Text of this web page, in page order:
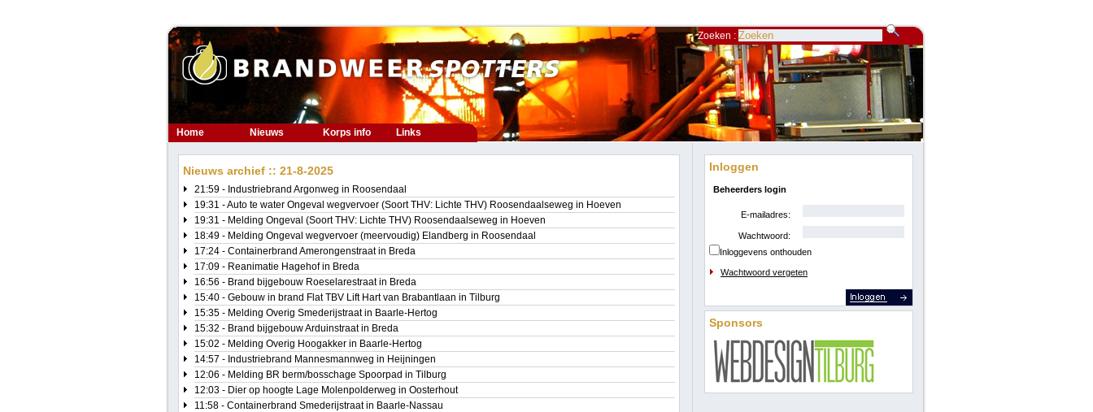
Zoeken :
Home Nieuws Korps info Links
Nieuws archief :: 21-8-2025
21:59 - Industriebrand Argonweg in Roosendaal
19:31 - Auto te water Ongeval wegvervoer (Soort THV: Lichte THV) Roosendaalseweg in Hoeven
19:31 - Melding Ongeval (Soort THV: Lichte THV) Roosendaalseweg in Hoeven
18:49 - Melding Ongeval wegvervoer (meervoudig) Elandberg in Roosendaal
17:24 - Containerbrand Amerongenstraat in Breda
17:09 - Reanimatie Hagehof in Breda
16:56 - Brand bijgebouw Roeselarestraat in Breda
15:40 - Gebouw in brand Flat TBV Lift Hart van Brabantlaan in Tilburg
15:35 - Melding Overig Smederijstraat in Baarle-Hertog
15:32 - Brand bijgebouw Arduinstraat in Breda
15:02 - Melding Overig Hoogakker in Baarle-Hertog
14:57 - Industriebrand Mannesmannweg in Heijningen
12:06 - Melding BR berm/bosschage Spoorpad in Tilburg
12:03 - Dier op hoogte Lage Molenpolderweg in Oosterhout
11:58 - Containerbrand Smederijstraat in Baarle-Nassau
Inloggen
Beheerders login
E-mailadres:
Wachtwoord:
Inloggevens onthouden
Wachtwoord vergeten
Sponsors